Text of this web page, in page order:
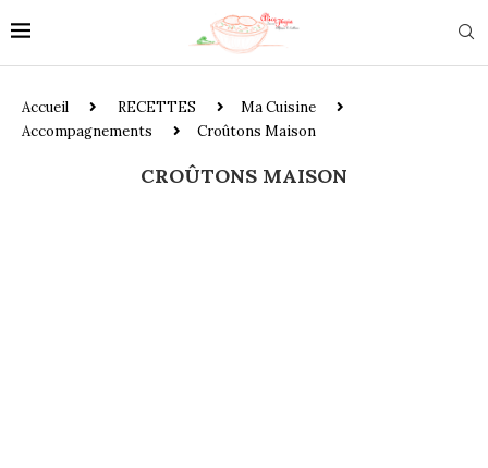
Accueil RECETTES
Ma Cuisine
Accompagnements
Croûtons Maison
CROÛTONS MAISON